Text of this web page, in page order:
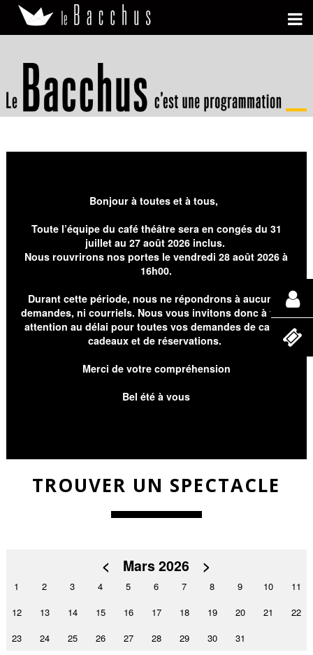
Bonjour à toutes et à tous,
Toute l’équipe du café théâtre sera en congés du 31
juillet au 27 août 2026 inclus.
Nous rouvrirons nos portes le vendredi 28 août 2026 à
16h00.
Durant cette période, nous ne répondrons à aucunes
demandes, ni courriels. Nous vous invitons donc à faire
attention au délai pour toutes vos demandes de cartes
cadeaux et de réservations.
Merci de votre compréhension
Bel été à vous
TROUVER UN SPECTACLE
< Mars 2026 >
1 2 3 4 5 6 7 8 9 10
11
12
13 14 15 16 17 18 19 20 21
22
23
24 25 26 27 28 29 30 31